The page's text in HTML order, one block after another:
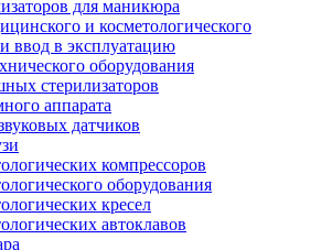
для маникюра
и косметологического
ввод в эксплуатацию
оборудования
стерилизаторов
аппарата
датчиков
компрессоров
оборудования
кресел
автоклавов